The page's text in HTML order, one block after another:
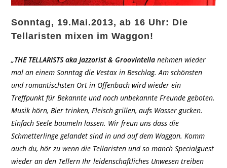
Sonntag, 19.Mai.2013, ab 16 Uhr: Die
Tellaristen mixen im Waggon!
„THE TELLARISTS aka Jazzorist & Groovintella nehmen wieder
mal an einem Sonntag die Vestax in Beschlag. Am schönsten
und romantischsten Ort in Offenbach wird wieder ein
Treffpunkt für Bekannte und noch unbekannte Freunde geboten.
Musik hörn, Bier trinken, Fleisch grillen, aufs Wasser gucken.
Einfach Seele baumeln lassen. Wir freun uns dass die
Schmetterlinge gelandet sind in und auf dem Waggon. Komm
auch du, hör zu wenn die Tellaristen und so manch Specialguest
wieder an den Tellern Ihr leidenschaftliches Unwesen treiben